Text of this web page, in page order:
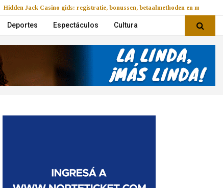
Hidden Jack Casino gids: registratie, bonussen, betaalmethoden en mobiel
Deportes Espectáculos Cultura